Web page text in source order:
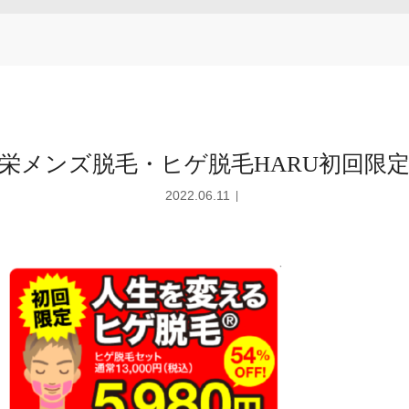
メンズ脱毛・ヒゲ脱毛HARU初回限
2022.06.11